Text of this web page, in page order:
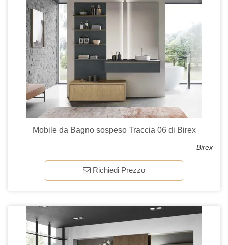
Mobile da Bagno sospeso Traccia 06 di Birex
Birex
Richiedi Prezzo